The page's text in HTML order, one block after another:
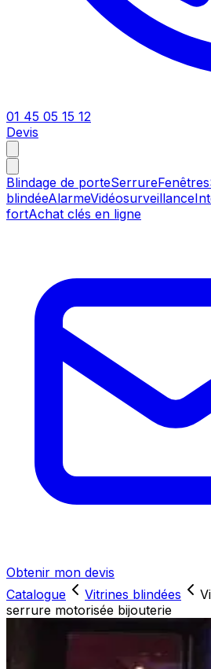
01 45 05 15 12
Devis
Blindage de porteSerrureFenêtres
blindéeAlarmeVidéosurveillance
fortAchat clés en ligne
Obtenir mon devis
Catalogue
Vitrines blindées
serrure motorisée bijouterie